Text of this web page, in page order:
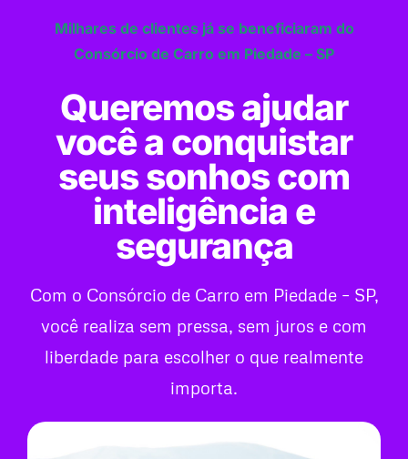
Milhares de clientes já se beneficiaram do
Consórcio de Carro em Piedade – SP
Queremos ajudar
você a conquistar
seus sonhos com
inteligência e
segurança
Com o Consórcio de Carro em Piedade – SP,
você realiza sem pressa, sem juros e com
liberdade para escolher o que realmente
importa.